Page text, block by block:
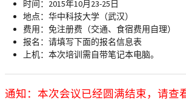
时间：2015年10月23-25日
地点：华中科技大学（武汉）
费用：免注册费（交通、食宿费用自理）
报名：请填写下面的报名信息表
上机：本次培训需自带笔记本电脑。
通知：本次会议已经圆满结束，请查